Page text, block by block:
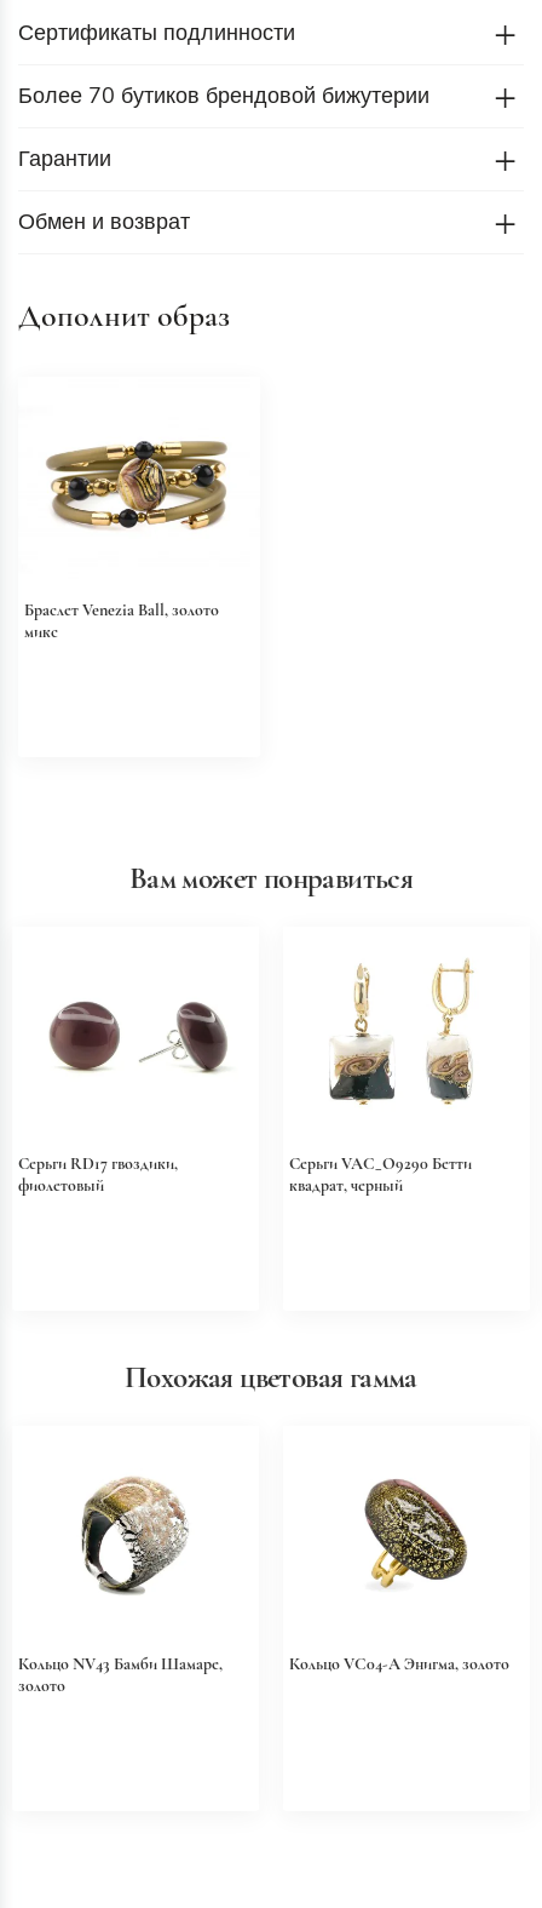
Сертификаты подлинности
Более 70 бутиков брендовой бижутерии
Гарантии
Обмен и возврат
Дополнит образ
Браслет Venezia Ball, золото
микс
Вам может понравиться
Серьги RD17 гвоздики,
фиолетовый
Серьги VAC_O9290 Бетти
квадрат, черный
Похожая цветовая гамма
Кольцо NV43 Бамби Шамаре,
золото
Кольцо VC04-A Энигма, золото